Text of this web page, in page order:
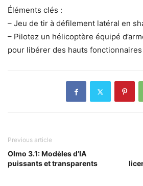
Éléments clés :
– Jeu de tir à défilement latéral en
– Pilotez un hélicoptère équipé
pour libérer des hauts
Previous article
Olmo 3.1: Modèles d’IA
puissants et transparents